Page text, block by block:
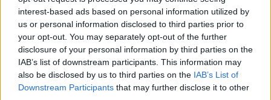
interest-based ads based on personal information utilized by
us or personal information disclosed to third parties prior to
your opt-out. You may separately opt-out of the further
disclosure of your personal information by third parties on the
IAB’s list of downstream participants. This information may
also be disclosed by us to third parties on the IAB’s List of
Downstream Participants that may further disclose it to other
Vecino (Lazio): Non al meglio, virate su altri
profili.
Luperto(Cagliari): Parecchio sottotono
nell'ultimo periodo.
Ze Pedro(Cagliari): Occhio ai cartellini.